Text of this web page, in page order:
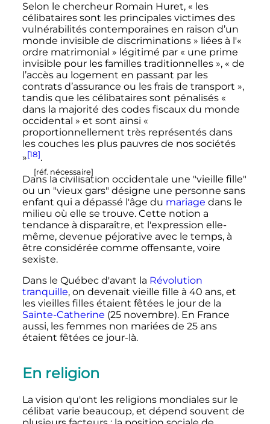
Selon le chercheur Romain Huret, « les
célibataires sont les principales victimes des
vulnérabilités contemporaines en raison d’un
monde invisible de discriminations » liées à l'«
ordre matrimonial » légitimé par « une prime
invisible pour les familles traditionnelles », « de
l’accès au logement en passant par les
contrats d’assurance ou les frais de transport »,
tandis que les célibataires sont pénalisés «
dans la majorité des codes fiscaux du monde
occidental » et sont ainsi «
proportionnellement très représentés dans
les couches les plus pauvres de nos sociétés
»[18].
Dans la civilisation occidentale une "vieille fille"
ou un "vieux gars" désigne une personne sans
enfant qui a dépassé l'âge du mariage dans le
milieu où elle se trouve. Cette notion a
tendance à disparaître, et l'expression elle-
même, devenue péjorative avec le temps, à
être considérée comme offensante, voire
sexiste.
Dans le Québec d'avant la Révolution
tranquille, on devenait vieille fille à 40 ans, et
les vieilles filles étaient fêtées le jour de la
Sainte-Catherine (25 novembre). En France
aussi, les femmes non mariées de 25 ans
étaient fêtées ce jour-là.
[réf. nécessaire]
En religion
La vision qu'ont les religions mondiales sur le
célibat varie beaucoup, et dépend souvent de